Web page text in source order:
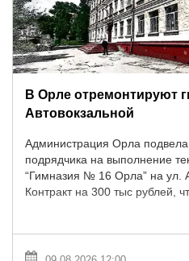
В Орле отремонтируют
Автовокзальной
Администрация Орла подвела
подрядчика на выполнение
“Гимназия № 16 Орла” на ул.
Контракт на 300 тыс рублей,